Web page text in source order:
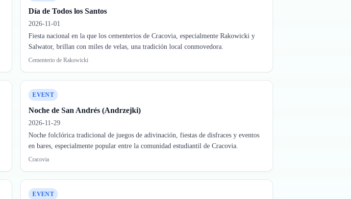
Día de Todos los Santos
2026-11-01
Fiesta nacional en la que los cementerios de Cracovia, especialmente Rakowicki y
Salwator, brillan con miles de velas, una tradición local conmovedora.
Cementerio de Rakowicki
EVENT
Noche de San Andrés (Andrzejki)
2026-11-29
Noche folclórica tradicional de juegos de adivinación, fiestas de disfraces y eventos
en bares, especialmente popular entre la comunidad estudiantil de Cracovia.
Cracovia
EVENT